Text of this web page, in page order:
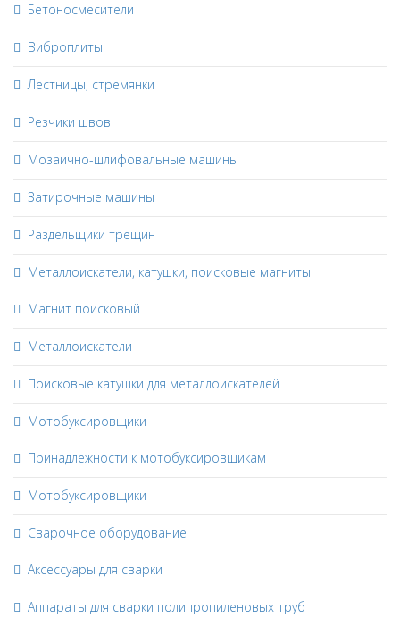
Бетоносмесители
Виброплиты
Лестницы, стремянки
Резчики швов
Мозаично-шлифовальные машины
Затирочные машины
Раздельщики трещин
Металлоискатели, катушки, поисковые магниты
Магнит поисковый
Металлоискатели
Поисковые катушки для металлоискателей
Мотобуксировщики
Принадлежности к мотобуксировщикам
Мотобуксировщики
Сварочное оборудование
Аксессуары для сварки
Аппараты для сварки полипропиленовых труб